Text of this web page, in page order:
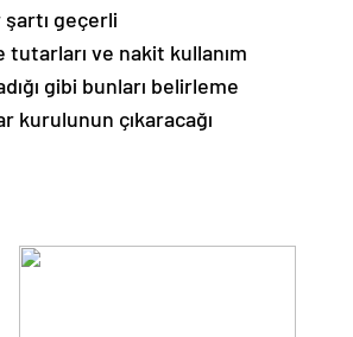
şartı geçerli
ve nakit kullanım
gibi bunları belirleme
kurulunun çıkaracağı